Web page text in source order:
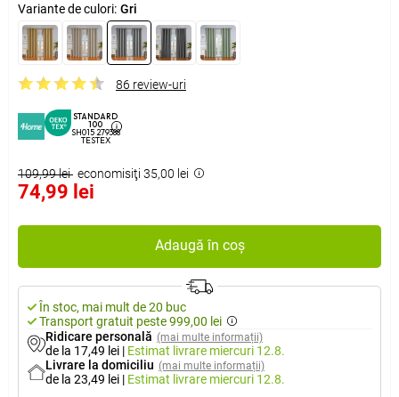
Variante de culori: Gri
86 review-uri
STANDARD
100
SH015 279388
TESTEX
109,99 lei economisiţi 35,00 lei
74,99 lei
Adaugă în coș
În stoc, mai mult de 20 buc
Transport gratuit peste 999,00 lei
Ridicare personală (mai multe informații)
de la 17,49 lei | Estimat livrare miercuri 12.8.
Livrare la domiciliu (mai multe informații)
de la 23,49 lei | Estimat livrare miercuri 12.8.